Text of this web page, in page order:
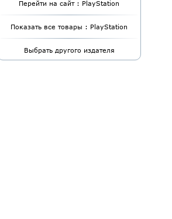
Перейти на сайт : PlayStation
Показать все товары : PlayStation
Выбрать другого издателя